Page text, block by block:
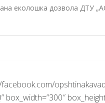
еколошка дозвола ДТУ
box_width=”300″